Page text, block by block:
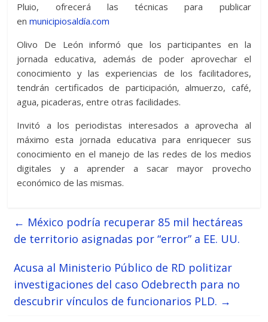
Pluio, ofrecerá las técnicas para publicar
enmunicipiosaldía.com
Olivo De León informó que los participantes en la
jornada educativa, además de poder aprovechar el
conocimiento y las experiencias de los facilitadores,
tendrán certificados de participación, almuerzo, café,
agua, picaderas, entre otras facilidades.
Invitó a los periodistas interesados a aprovecha al
máximo esta jornada educativa para enriquecer sus
conocimiento en el manejo de las redes de los medios
digitales y a aprender a sacar mayor provecho
económico de las mismas.
← México podría recuperar 85 mil hectáreas
de territorio asignadas por “error” a EE. UU.
Acusa al Ministerio Público de RD politizar
investigaciones del caso Odebrecth para no
descubrir vínculos de funcionarios PLD. →